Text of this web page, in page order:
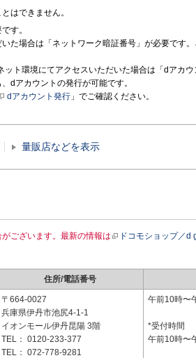
はできません。
す。
た場合は「ネットワーク暗証番号」が必要です
ット環境にてアクセスいただいた場合は「dアカ
dアカウントの発行が可能です。
dアカウント発行 」でご確認ください。
量販店などを表示
ございます。最新の情報は ドコモショップ／d
住所/電話番号
〒664-0027
兵庫県伊丹市池尻4-1-1
イオンモール伊丹昆陽 3階
TEL： 0120-233-377
TEL： 072-778-9281
午前10時〜
*受付時間
午前10時〜